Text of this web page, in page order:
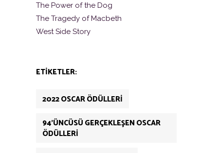
The Power of the Dog
The Tragedy of Macbeth
West Side Story
ETIKETLER:
2022 OSCAR ÖDÜLLERI
94'ÜNCÜSÜ GERÇEKLEŞEN OSCAR
ÖDÜLLERI